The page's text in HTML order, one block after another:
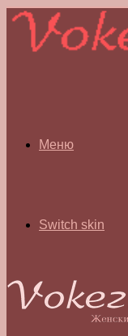
Меню
Switch skin